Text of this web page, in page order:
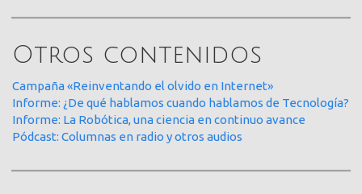
Otros contenidos
Campaña «Reinventando el olvido en Internet»
Informe: ¿De qué hablamos cuando hablamos de Tecnología?
Informe: La Robótica, una ciencia en continuo avance
Pódcast: Columnas en radio y otros audios